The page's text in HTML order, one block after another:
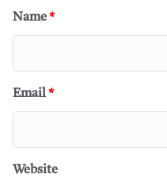
Name*
Email*
Website